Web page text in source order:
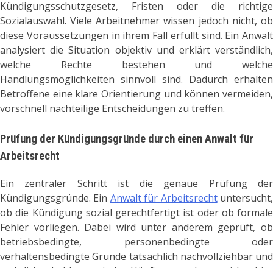
Kündigungsschutzgesetz, Fristen oder die richtige
Sozialauswahl. Viele Arbeitnehmer wissen jedoch nicht, ob
diese Voraussetzungen in ihrem Fall erfüllt sind. Ein Anwalt
analysiert die Situation objektiv und erklärt verständlich,
welche Rechte bestehen und welche
Handlungsmöglichkeiten sinnvoll sind. Dadurch erhalten
Betroffene eine klare Orientierung und können vermeiden,
vorschnell nachteilige Entscheidungen zu treffen.
Prüfung der Kündigungsgründe durch einen Anwalt für
Arbeitsrecht
Ein zentraler Schritt ist die genaue Prüfung der
Kündigungsgründe. Ein Anwalt für Arbeitsrechtuntersucht,
ob die Kündigung sozial gerechtfertigt ist oder ob formale
Fehler vorliegen. Dabei wird unter anderem geprüft, ob
betriebsbedingte, personenbedingte oder
verhaltensbedingte Gründe tatsächlich nachvollziehbar und